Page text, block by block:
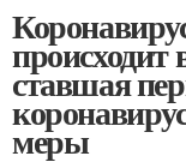
ставшая
меры